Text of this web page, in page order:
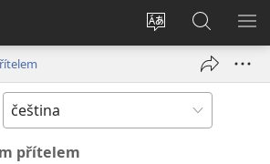
Změnit
stránek
Přihlásit
se
okno)
Hledat
na
JW.ORG
přítelem